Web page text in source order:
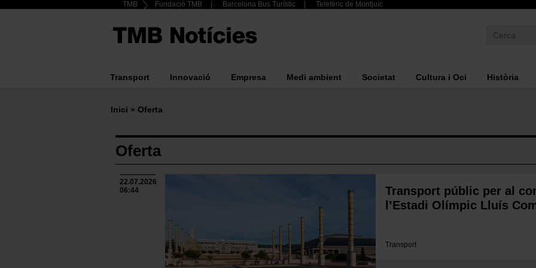
Header
Top
menu
TMB Fundació TMB Barcelona Bus Turístic Telefèric de Montjuïc
Main
navigation
Transport Innovació Empresa Medi ambient Societat Cultura i Oci Història
d'ariadna
Inici Oferta
Oferta
22.07.2026
06:44
Transport públic per al
l’Estadi Olímpic Lluís
Transport